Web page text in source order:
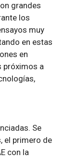
grandes
los
muy
en estas
en
próximos a
Se
el primero de
con la